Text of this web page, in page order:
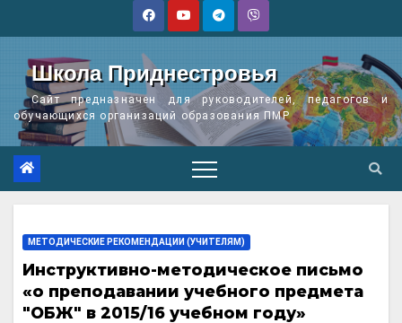
Школа Приднестровья
Сайт предназначен для руководителей, педагогов и
обучающихся организаций образования ПМР
МЕТОДИЧЕСКИЕ РЕКОМЕНДАЦИИ (УЧИТЕЛЯМ)
Инструктивно-методическое письмо
«о преподавании учебного предмета
"ОБЖ" в 2015/16 учебном году»